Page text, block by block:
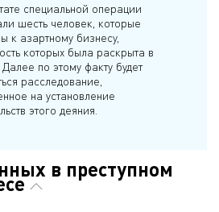
специальной операции
шесть человек, которые
к азартному бизнесу,
которых была раскрыта в
Далее по этому факту будет
расследование,
на установление
этого деяния.
в преступном